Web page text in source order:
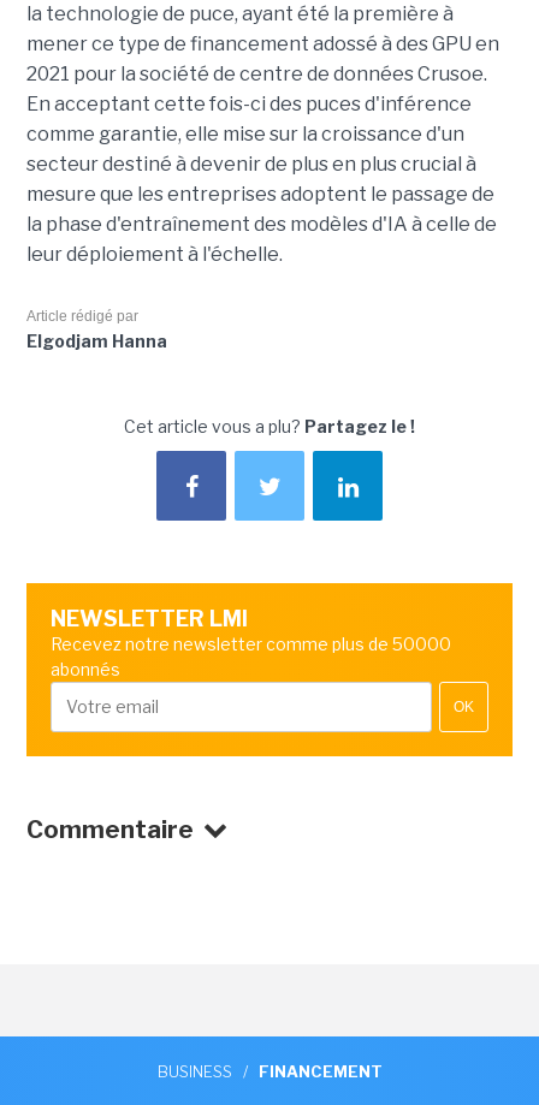
la technologie de puce, ayant été la première à
mener ce type de financement adossé à des GPU en
2021 pour la société de centre de données Crusoe.
En acceptant cette fois-ci des puces d'inférence
comme garantie, elle mise sur la croissance d'un
secteur destiné à devenir de plus en plus crucial à
mesure que les entreprises adoptent le passage de
la phase d'entraînement des modèles d'IA à celle de
leur déploiement à l'échelle.
Article rédigé par
Elgodjam Hanna
Cet article vous a plu? Partagez le !
NEWSLETTER LMI
Recevez notre newsletter comme plus de 50000
abonnés
OK
Commentaire
BUSINESS / FINANCEMENT